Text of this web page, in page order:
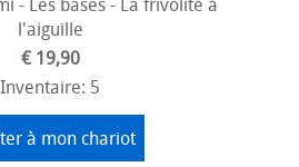
l'aiguille
€ 19,90
Inventaire: 5
à mon chariot